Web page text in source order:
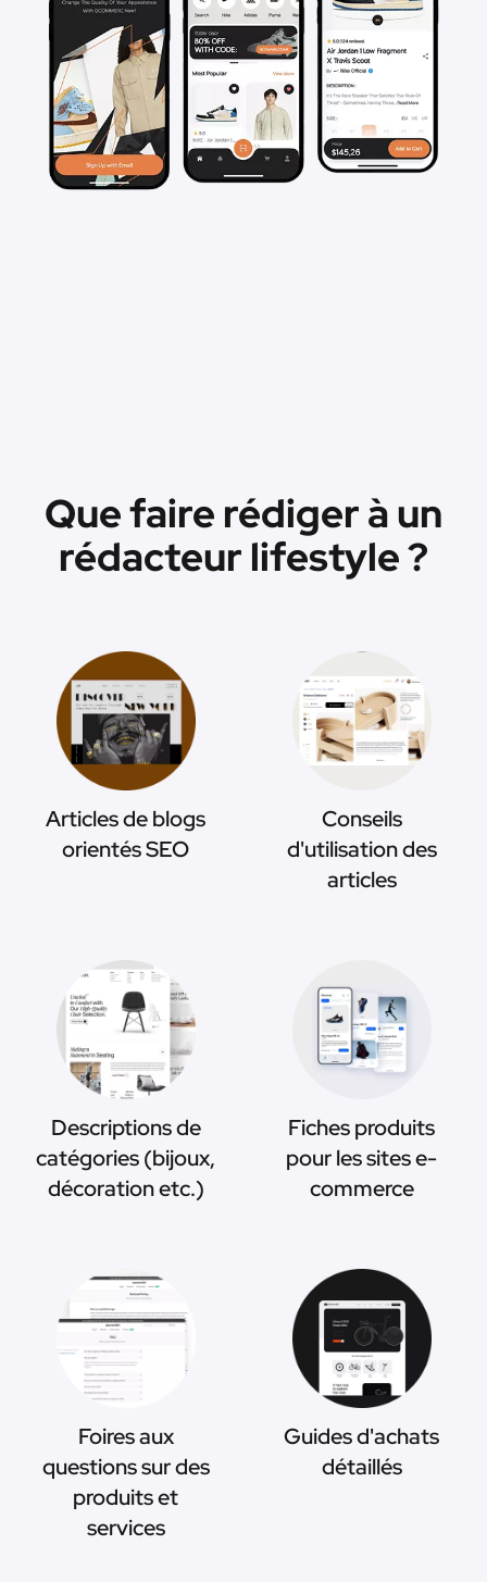
Que faire rédiger à un
rédacteur lifestyle ?
Articles de blogs
orientés SEO
Conseils
d'utilisation des
articles
Descriptions de
catégories (bijoux,
décoration etc.)
Fiches produits
pour les sites e-
commerce
Foires aux
questions sur des
produits et
services
Guides d'achats
détaillés